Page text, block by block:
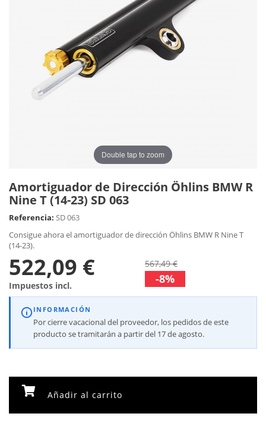
Double tap to zoom
Amortiguador de Dirección Öhlins BMW R
Nine T (14-23) SD 063
Referencia: SD 063
Consigue ahora el amortiguador de dirección Öhlins BMW R Nine T
(14-23).
522,09 €
Impuestos incl.
567,49 €
-8%
INFORMACIÓN
Por cierre vacacional del proveedor, los pedidos de este
producto se tramitarán a partir del 17 de agosto.
Añadir al carrito